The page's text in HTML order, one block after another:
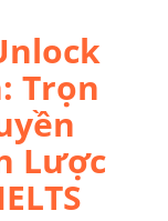
Trọn
Lược